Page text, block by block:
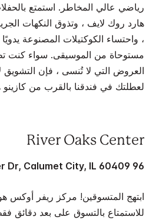
رياضي عالي المخاطر. استمتع
هارد روك لايف ، وتذوق النكهات
، واحتساء الكوكتيلات المصنوعة
مستوحاة من الموسيقى. سواء كنت
العروض التي لا تُنسى ، فإن التشويق
لعطلتك في فندقنا بالقرب من كازينو
River Oaks Center
96 River Oaks Center Dr, Calumet City, IL 60409
ابتهج المتسوقين! مركز ريفر أوكس
للاستمتاع بالتسوق على بعد دقائق